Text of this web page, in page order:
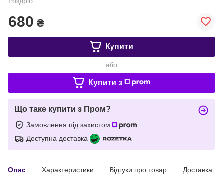
680 ₴
Купити
або
Купити з
Що таке купити з Пром?
Замовлення під захистом
Доступна доставка
Опис Характеристики Відгуки про товар Доставка